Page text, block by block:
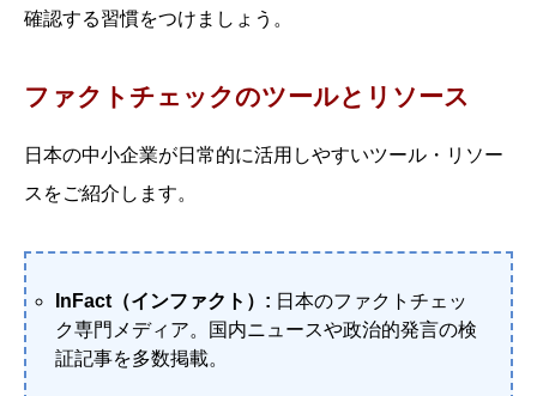
確認する習慣をつけましょう。
ファクトチェックのツールとリソース
日本の中小企業が日常的に活用しやすいツール・リソー
スをご紹介します。
InFact（インファクト）: 日本のファクトチェッ
ク専門メディア。国内ニュースや政治的発言の検
証記事を多数掲載。